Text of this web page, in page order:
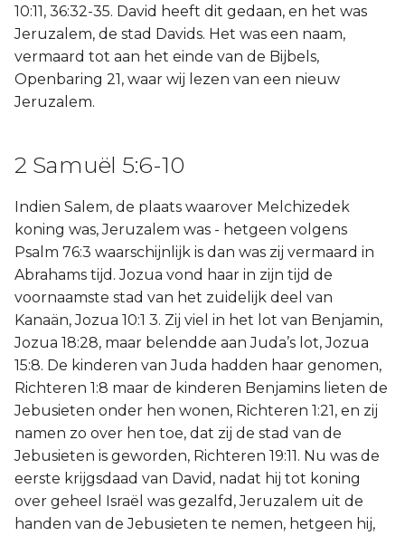
10:11, 36:32-35. David heeft dit gedaan, en het was
Jeruzalem, de stad Davids. Het was een naam,
vermaard tot aan het einde van de Bijbels,
Openbaring 21, waar wij lezen van een nieuw
Jeruzalem.
2 Samuël 5:6-10
Indien Salem, de plaats waarover Melchizedek
koning was, Jeruzalem was - hetgeen volgens
Psalm 76:3 waarschijnlijk is dan was zij vermaard in
Abrahams tijd. Jozua vond haar in zijn tijd de
voornaamste stad van het zuidelijk deel van
Kanaän, Jozua 10:1 3. Zij viel in het lot van Benjamin,
Jozua 18:28, maar belendde aan Juda’s lot, Jozua
15:8. De kinderen van Juda hadden haar genomen,
Richteren 1:8 maar de kinderen Benjamins lieten de
Jebusieten onder hen wonen, Richteren 1:21, en zij
namen zo over hen toe, dat zij de stad van de
Jebusieten is geworden, Richteren 19:11. Nu was de
eerste krijgsdaad van David, nadat hij tot koning
over geheel Israël was gezalfd, Jeruzalem uit de
handen van de Jebusieten te nemen, hetgeen hij,